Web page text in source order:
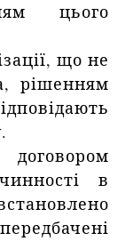
цього
що не
рішенням
в